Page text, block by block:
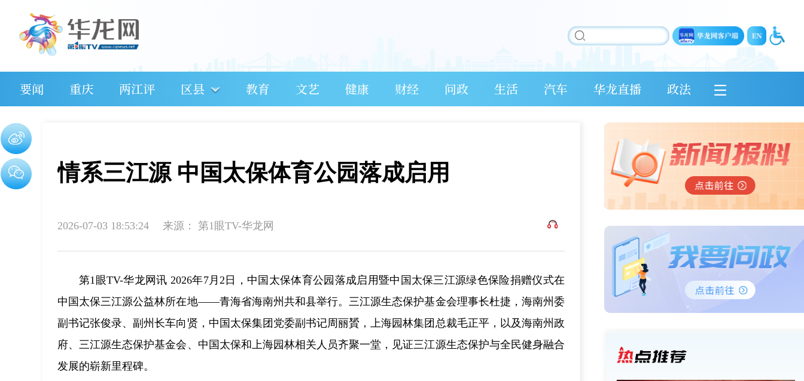
要闻 重庆 两江评 区县 教育 文艺 健康 财经 问政 生活 汽车 华龙直播 政法
情系三江源 中国太保体育公园落成启用
2026-07-03 18:53:24 来源： 第1眼TV-华龙网
第1眼TV-华龙网讯 2026年7月2日，中国太保体育公园落成启用暨中国太保三江源绿色保险捐赠仪式在
中国太保三江源公益林所在地——青海省海南州共和县举行。三江源生态保护基金会理事长杜捷，海南州委
副书记张俊录、副州长车向贤，中国太保集团党委副书记周丽贇，上海园林集团总裁毛正平，以及海南州政
府、三江源生态保护基金会、中国太保和上海园林相关人员齐聚一堂，见证三江源生态保护与全民健身融合
发展的崭新里程碑。